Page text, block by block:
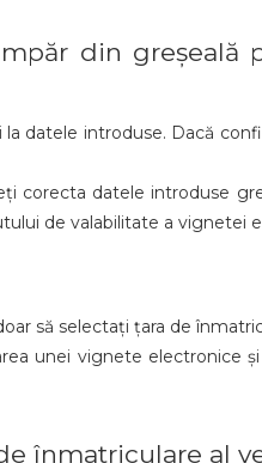
din greșeală
datele introduse. Dacă
corecta datele introduse
de valabilitate a vignetei
să selectați țara de
unei vignete electronice
înmatriculare al